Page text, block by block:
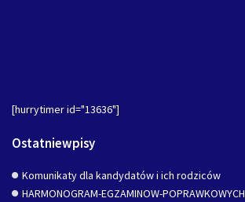
[hurrytimer id="13636"]
Ostatniewpisy
Komunikaty dla kandydatów i ich rodziców
HARMONOGRAM-EGZAMINOW-POPRAWKOWYCH